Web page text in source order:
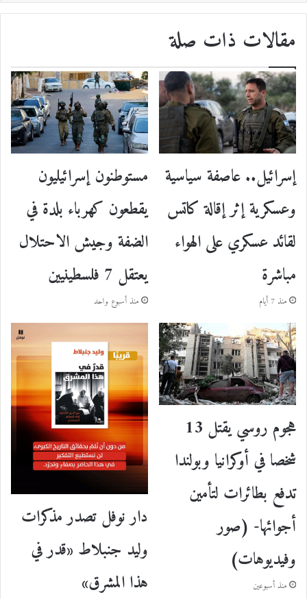
مقالات ذات صلة
إسرائيل.. عاصفة سياسية
وعسكرية إثر إقالة كاتس
لقائد عسكري على الهواء
مباشرة
منذ 7 أيام
مستوطنون إسرائيليون
يقطعون كهرباء بلدة في
الضفة وجيش الاحتلال
يعتقل 7 فلسطينيين
منذ أسبوع واحد
هجوم روسي يقتل 13
شخصا في أوكرانيا وبولندا
تدفع بطائرات لتأمين
أجوائها- (صور
وفيديوهات)
منذ أسبوعين
دار نوفل تصدر مذكرات
وليد جنبلاط «قدر في
هذا المشرق»